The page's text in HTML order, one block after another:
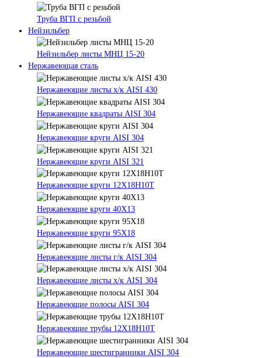
Труба ВГП с резьбой
Нейзильбер
Нейзильбер листы МНЦ 15-20
Нержавеющая сталь
Нержавеющие листы х/к AISI 430
Нержавеющие квадраты AISI 304
Нержавеющие круги AISI 304
Нержавеющие круги AISI 321
Нержавеющие круги 12Х18Н10Т
Нержавеющие круги 40Х13
Нержавеющие круги 95Х18
Нержавеющие листы г/к AISI 304
Нержавеющие листы х/к AISI 304
Нержавеющие полосы AISI 304
Нержавеющие трубы 12Х18Н10Т
Нержавеющие шестигранники AISI 304